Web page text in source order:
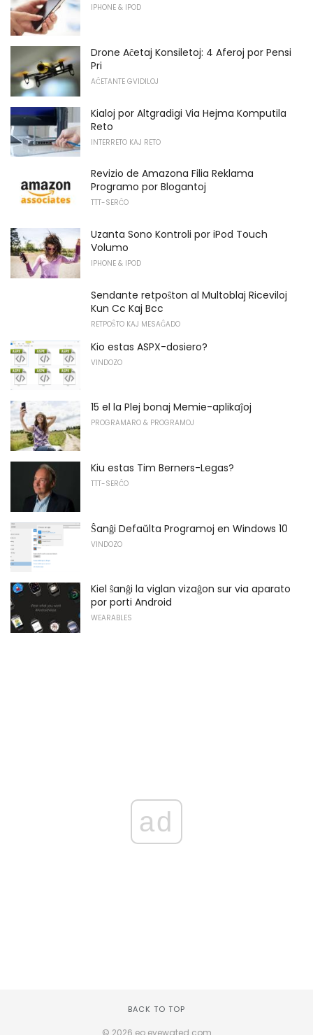
IPHONE & IPOD
Drone Aĉetaj Konsiletoj: 4 Aferoj por Pensi
Pri
AĈETANTE GVIDILOJ
Kialoj por Altgradigi Via Hejma Komputila
Reto
INTERRETO KAJ RETO
Revizio de Amazona Filia Reklama
Programo por Blogantoj
TTT-SERĈO
Uzanta Sono Kontroli por iPod Touch
Volumo
IPHONE & IPOD
Sendante retpoŝton al Multoblaj Riceviloj
Kun Cc Kaj Bcc
RETPOŜTO KAJ MESAĜADO
Kio estas ASPX-dosiero?
VINDOZO
15 el la Plej bonaj Memie-aplikaĵoj
PROGRAMARO & PROGRAMOJ
Kiu estas Tim Berners-Legas?
TTT-SERĈO
Ŝanĝi Defaŭlta Programoj en Windows 10
VINDOZO
Kiel ŝanĝi la viglan vizaĝon sur via aparato
por porti Android
WEARABLES
ad
BACK TO TOP
© 2026 eo.eyewated.com